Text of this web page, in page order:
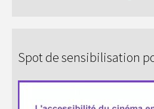
Spot de sensibilisation